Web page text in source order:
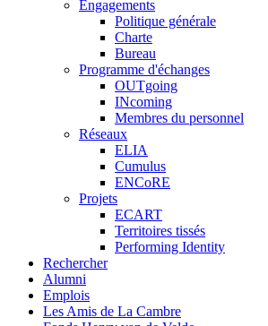
Engagements
Politique générale
Charte
Bureau
Programme d'échanges
OUTgoing
INcoming
Membres du personnel
Réseaux
ELIA
Cumulus
ENCoRE
Projets
ECART
Territoires tissés
Performing Identity
Rechercher
Alumni
Emplois
Les Amis de La Cambre